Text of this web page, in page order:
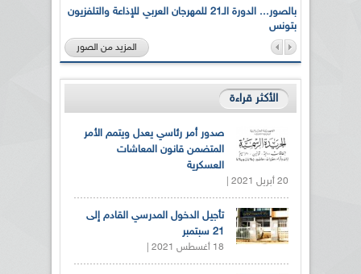
بالصور... الدورة الـ21 للمهرجان العربي للإذاعة والتلفزيون
بتونس
المزيد من الصور
الأكثر قراءة
صدور أمر رئاسي يعدل ويتمم الأمر
المتضمن قانون المعاشات
العسكرية
20 أبريل 2021 |
تأجيل الدخول المدرسي القادم إلى
21 سبتمبر
18 أغسطس 2021 |